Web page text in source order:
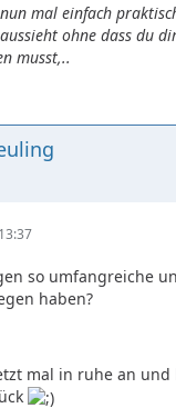
mal einfach
ohne dass du
musst,..
so umfangreiche
haben?
mal in ruhe an und